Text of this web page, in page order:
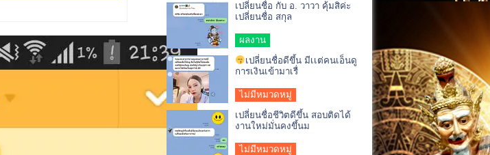
เปลี่ยนชื่อ กับ อ. วาวา คุ้มสิค่ะ
เปลี่ยนชื่อ สกุล
ผลงาน
เปลี่ยนชื่อดีขึ้น มีเเต่คนเอ็นดู
การเงินเข้ามาเรื่
ไม่มีหมวดหมู่
เปลี่ยนชื่อชีวิตดีขึ้น สอบติดได้
งานใหม่มั่นคงขึ้นม
ไม่มีหมวดหมู่